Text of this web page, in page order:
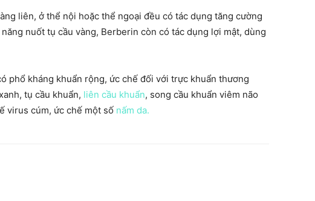
liên, ở thể nội hoặc thể ngoại đều có tác dụng tăng cường
nuốt tụ cầu vàng, Berberin còn có tác dụng lợi mật, dùng
phổ kháng khuẩn rộng, ức chế đối với trực khuẩn thương
tụ cầu khuẩn, liên cầu khuẩn, song cầu khuẩn viêm não
virus cúm, ức chế một số nấm da.